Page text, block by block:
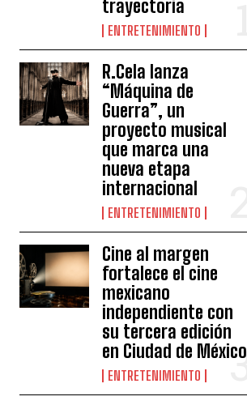
trayectoria
ENTRETENIMIENTO
R.Cela lanza
“Máquina de
Guerra”, un
proyecto musical
que marca una
nueva etapa
internacional
ENTRETENIMIENTO
Cine al margen
fortalece el cine
mexicano
independiente con
su tercera edición
en Ciudad de México
ENTRETENIMIENTO